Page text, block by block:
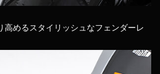
高めるスタイリッシュなフェンダーレ